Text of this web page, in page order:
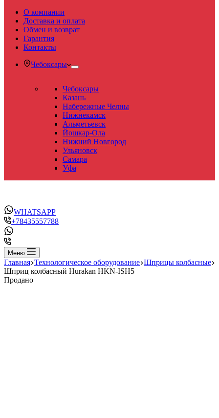
О компании
Доставка и оплата
Обмен и возврат
Гарантия
Контакты
Чебоксары
Чебоксары
Казань
Набережные Челны
Нижнекамск
Альметьевск
Йошкар-Ола
Нижний Новгород
Ульяновск
Самара
Уфа
WHATSAPP
+78435557788
Меню
Главная Технологическое оборудование Шприцы колбасные
Шприц колбасный Hurakan HKN-ISН5
Продано